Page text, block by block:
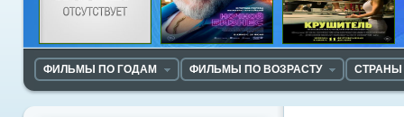
ФИЛЬМЫ ПО ГОДАМ ФИЛЬМЫ ПО ВОЗРАСТУ